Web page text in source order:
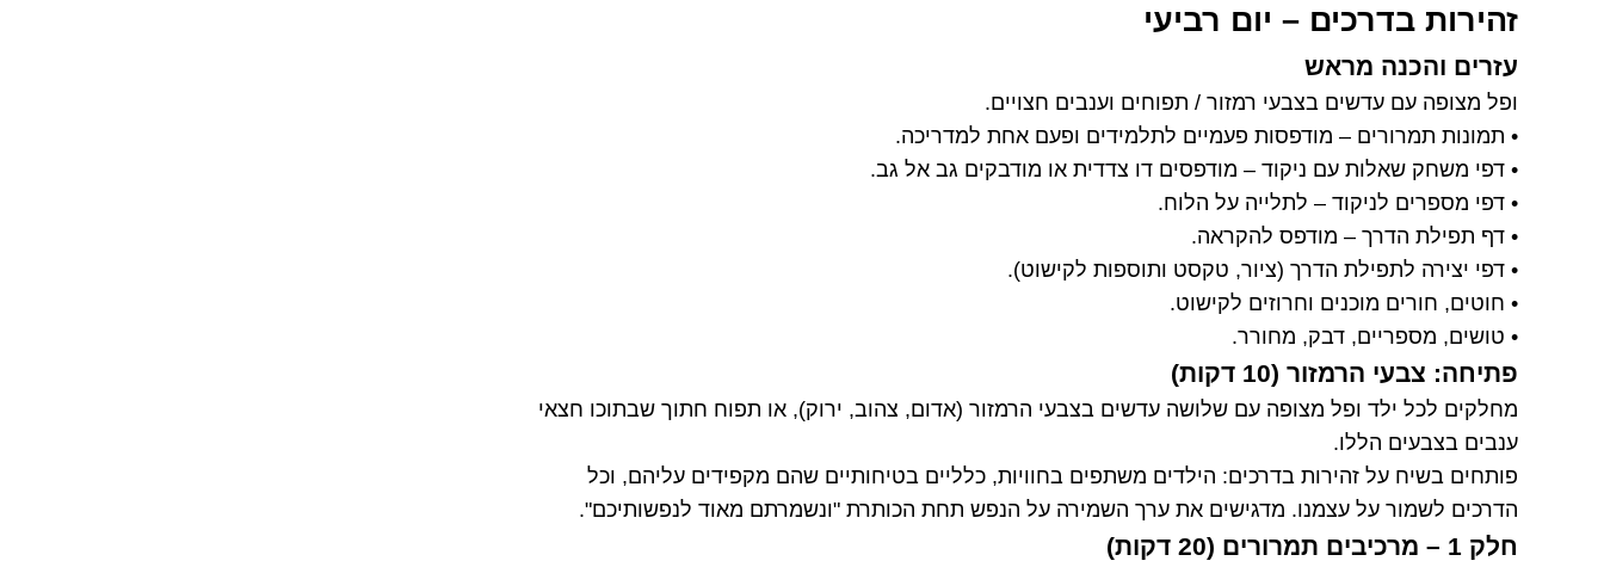
זהירות בדרכים – יום רביעי
עזרים והכנה מראש
ופל מצופה עם עדשים בצבעי רמזור / תפוחים וענבים חצויים.
• תמונות תמרורים – מודפסות פעמיים לתלמידים ופעם אחת למדריכה.
• דפי משחק שאלות עם ניקוד – מודפסים דו צדדית או מודבקים גב אל גב.
• דפי מספרים לניקוד – לתלייה על הלוח.
• דף תפילת הדרך – מודפס להקראה.
• דפי יצירה לתפילת הדרך (ציור, טקסט ותוספות לקישוט).
• חוטים, חורים מוכנים וחרוזים לקישוט.
• טושים, מספריים, דבק, מחורר.
פתיחה: צבעי הרמזור (10 דקות)
מחלקים לכל ילד ופל מצופה עם שלושה עדשים בצבעי הרמזור (אדום, צהוב, ירוק), או תפוח חתוך שבתוכו חצאי
ענבים בצבעים הללו.
פותחים בשיח על זהירות בדרכים: הילדים משתפים בחוויות, כלליים בטיחותיים שהם מקפידים עליהם, וכל
הדרכים לשמור על עצמנו. מדגישים את ערך השמירה על הנפש תחת הכותרת "ונשמרתם מאוד לנפשותיכם".
חלק 1 – מרכיבים תמרורים (20 דקות)